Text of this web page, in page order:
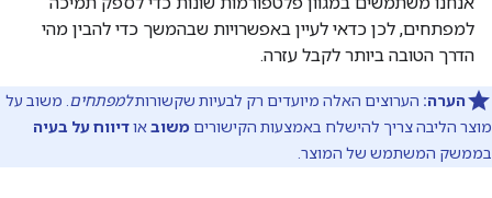
למפתחים, לכן כדאי לעיין באפשרויות שבהמשך כדי להבין מהי
הדרך הטובה ביותר לקבל עזרה.
הערה: הערוצים האלה מיועדים רק לבעיות שקשורותלמפתחים . משוב על
מוצר הליבה צריך להישלח באמצעות הקישורים משובאודיווח על בעיה
בממשק המשתמש של המוצר.